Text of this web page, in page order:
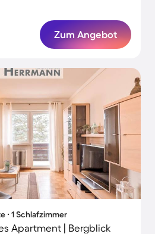
Zum Angebot
∙ 1 Schlafzimmer
Apartment | Bergblick